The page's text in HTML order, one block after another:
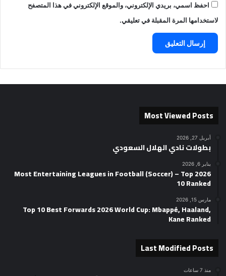
احفظ اسمي، بريدي الإلكتروني، والموقع الإلكتروني في هذا المتصفح
لاستخدامها المرة المقبلة في تعليقي.
Most Viewed Posts
أبريل 27, 2026
بطولات نادي الهلال السعودي
يناير 6, 2026
2026 Most Entertaining Leagues in Football (Soccer) – Top
10 Ranked
مارس 15, 2026
Top 10 Best Forwards 2026 World Cup: Mbappé, Haaland,
Kane Ranked
Last Modified Posts
منذ 7 ساعات